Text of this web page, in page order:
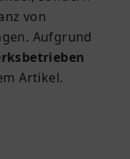
von
Aufgrund
Artikel.